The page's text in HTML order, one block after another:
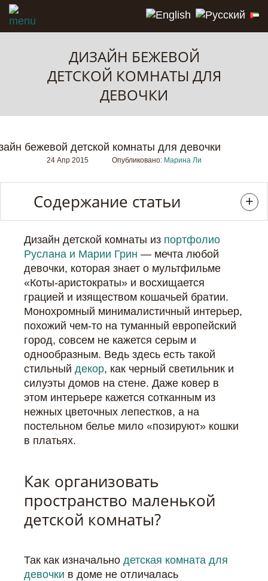
ДИЗАЙН БЕЖЕВОЙ
ДЕТСКОЙ КОМНАТЫ ДЛЯ
ДЕВОЧКИ
24 Апр 2015 Опубликовано: Марина Ли
Содержание статьи
Дизайн детской комнаты из портфолио
Руслана и Марии Грин — мечта любой
девочки, которая знает о мультфильме
«Коты-аристократы» и восхищается
грацией и изяществом кошачьей братии.
Монохромный минималистичный интерьер,
похожий чем-то на туманный европейский
город, совсем не кажется серым и
однообразным. Ведь здесь есть такой
стильный декор, как черный светильник и
силуэты домов на стене. Даже ковер в
этом интерьере кажется сотканным из
нежных цветочных лепестков, а на
постельном белье мило «позируют» кошки
в платьях.
Как организовать
пространство маленькой
детской комнаты?
Так как изначально детская комната для
девочки в доме не отличалась